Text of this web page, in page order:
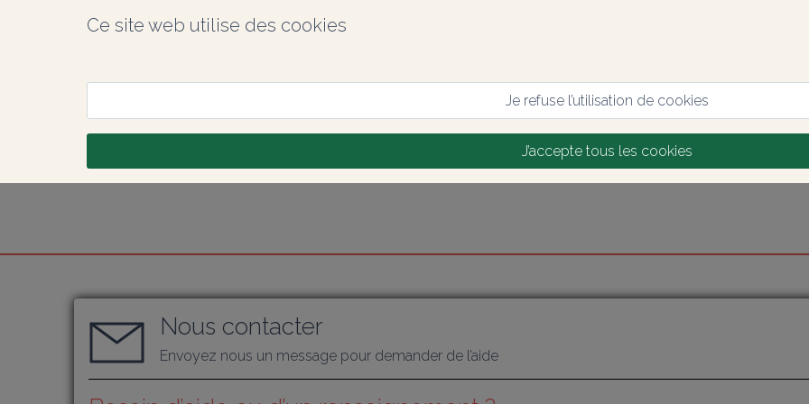
Ce site web utilise des cookies
Je refuse l’utilisation de cookies
J’accepte tous les cookies
Nous contacter
Envoyez nous un message pour demander de l’aide